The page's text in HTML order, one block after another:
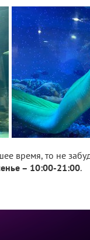
время, то не
– 10:00-21:00.